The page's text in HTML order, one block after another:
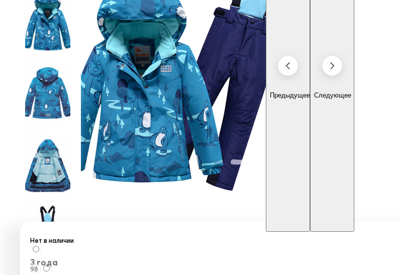
Предыдущее Следующее
Нет в наличии
3 года
98